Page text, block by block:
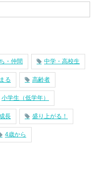
・仲間 中学・高校生
る 高齢者
小学生（低学年）
成長 盛り上がる！
4歳から